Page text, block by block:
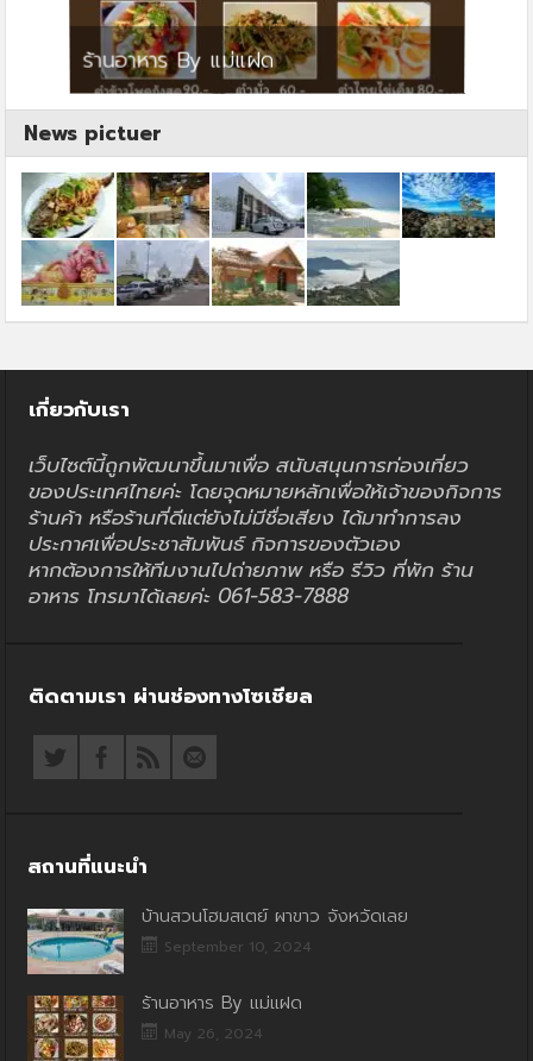
ร้านอาหาร By แม่แฝด
News pictuer
เกี่ยวกับเรา
เว็บไซต์นี้ถูกพัฒนาขึ้นมาเพื่อ สนับสนุนการท่องเที่ยว
ของประเทศไทยค่ะ โดยจุดหมายหลักเพื่อให้เจ้าของกิจการ
ร้านค้า หรือร้านที่ดีแต่ยังไม่มีชื่อเสียง ได้มาทำการลง
ประกาศเพื่อประชาสัมพันธ์ กิจการของตัวเอง
หากต้องการให้ทีมงานไปถ่ายภาพ หรือ รีวิว ที่พัก ร้าน
อาหาร โทรมาได้เลยค่ะ 061-583-7888
ติดตามเรา ผ่านช่องทางโซเชียล
สถานที่แนะนำ
บ้านสวนโฮมสเตย์ ผาขาว จังหวัดเลย
September 10, 2024
ร้านอาหาร By แม่แฝด
May 26, 2024